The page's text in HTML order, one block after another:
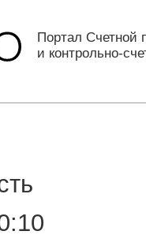
Портал Счетной
и контрольно-